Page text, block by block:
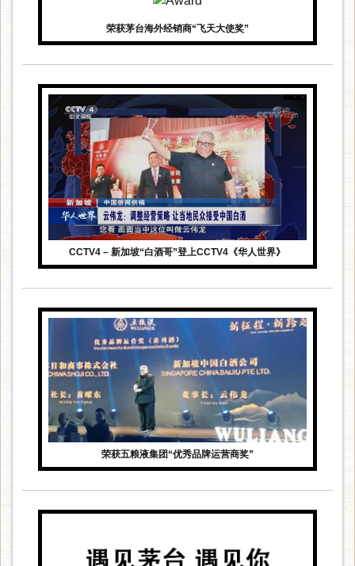
荣获茅台海外经销商“飞天大使奖”
CCTV4 – 新加坡“白酒哥”登上CCTV4《华人世界》
荣获五粮液集团“优秀品牌运营商奖”